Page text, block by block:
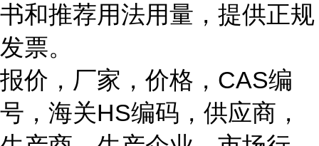
书和推荐用法用量，提供正规
发票。
报价，厂家，价格，CAS编
号，海关HS编码，供应商，